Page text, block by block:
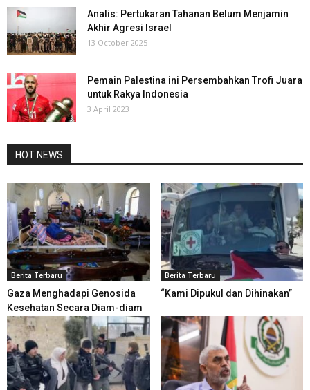
Analis: Pertukaran Tahanan Belum Menjamin
Akhir Agresi Israel
13 October 2025
Pemain Palestina ini Persembahkan Trofi Juara
untuk Rakya Indonesia
3 April 2023
HOT NEWS
Berita Terbaru
Gaza Menghadapi Genosida
Kesehatan Secara Diam-diam
Berita Terbaru
“Kami Dipukul dan Dihinakan”